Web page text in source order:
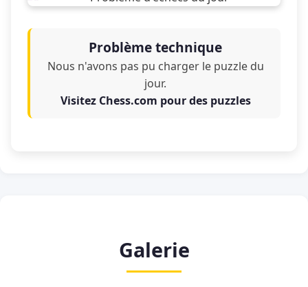
Problème technique
Nous n'avons pas pu charger le puzzle du
jour.
Visitez Chess.com pour des puzzles
Galerie